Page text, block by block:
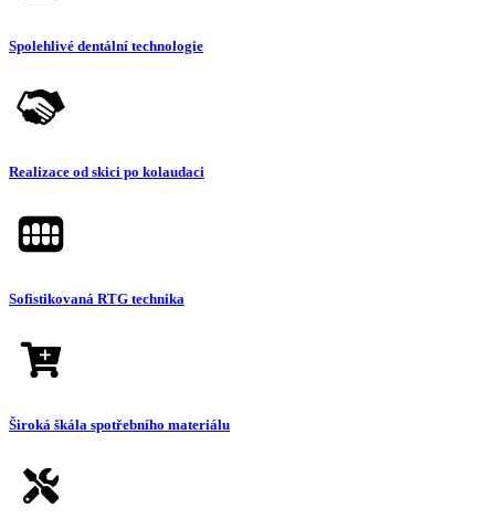
Spolehlivé dentální technologie
Realizace od skici po kolaudaci
Sofistikovaná RTG technika
Široká škála spotřebního materiálu